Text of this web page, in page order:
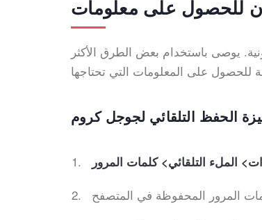
يوصى باستخدام بعض الطرق الأكثر
الحفظ التلقائي لجوجل كروم